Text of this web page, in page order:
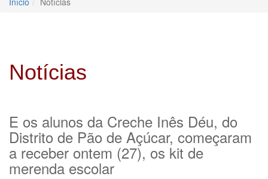
Notícias
E os alunos da Creche Inês Déu, do
Distrito de Pão de Açúcar, começaram
a receber ontem (27), os kit de
merenda escolar